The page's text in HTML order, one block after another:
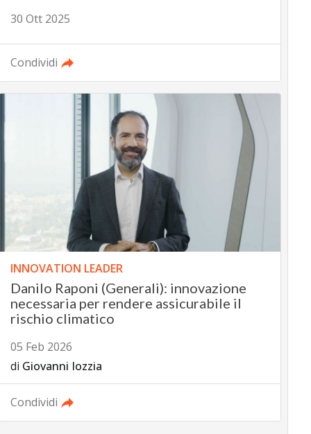
30 Ott 2025
Condividi
INNOVATION LEADER
Danilo Raponi (Generali): innovazione
necessaria per rendere assicurabile il
rischio climatico
05 Feb 2026
di Giovanni Iozzia
Condividi